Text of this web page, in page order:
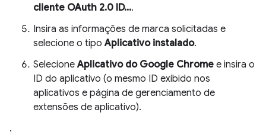
cliente OAuth 2.0 ID....
Insira as informações de marca solicitadas e
selecione o tipoAplicativo instalado.
SelecioneAplicativo do Google Chrome e insira o
ID do aplicativo (o mesmo ID exibido nos
aplicativos e página de gerenciamento de
extensões de aplicativo).
.